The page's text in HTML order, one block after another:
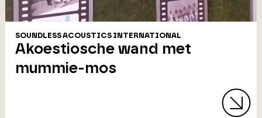
SOUNDLESS ACOUSTICS INTERNATIONAL
Akoestiosche wand met
mummie-mos